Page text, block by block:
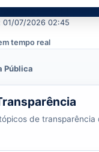
01/07/2026 02:45
tempo real
Pública
do banco de
de transparência